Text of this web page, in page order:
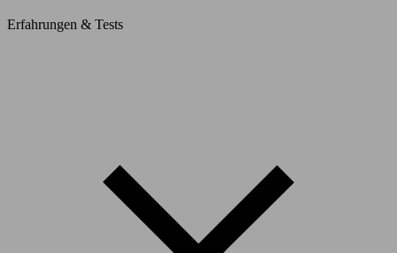
Erfahrungen & Tests